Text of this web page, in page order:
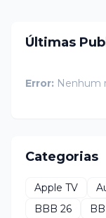
Últimas
Error: Nenhum
Categorias
Apple TV
BBB 26